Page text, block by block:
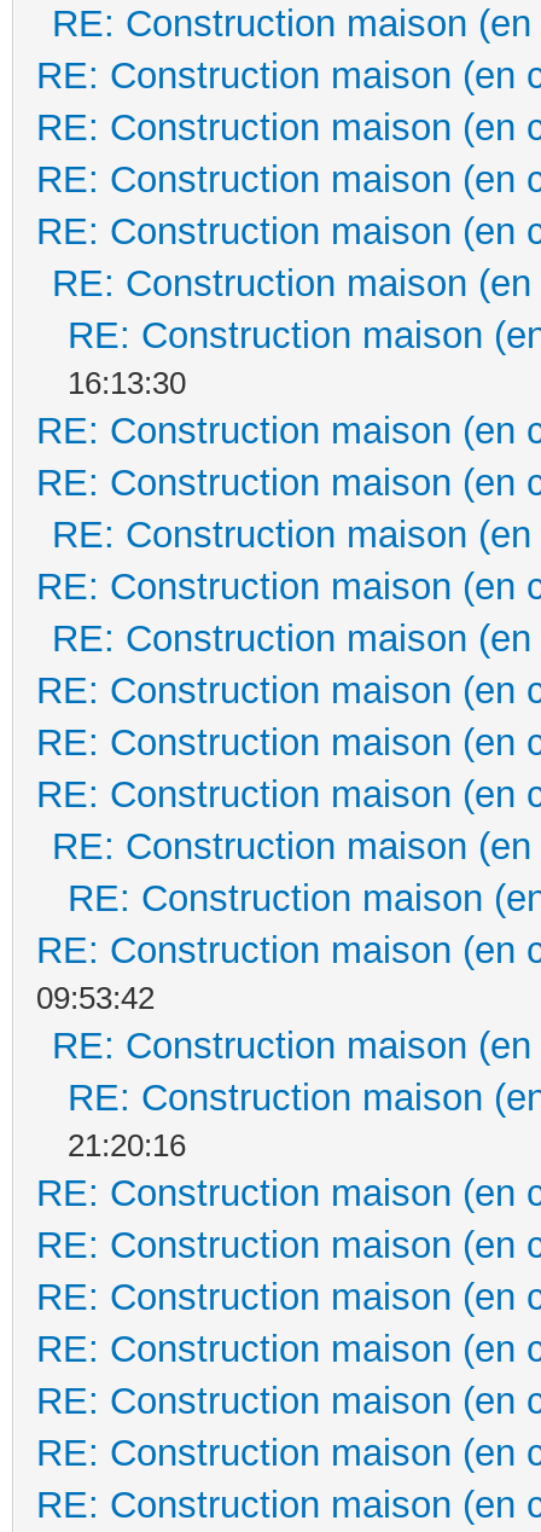
RE: Construction maison
RE: Construction maison (en
RE: Construction maison (en
RE: Construction maison (en
RE: Construction maison (en
RE: Construction maison
RE: Construction maison
16:13:30
RE: Construction maison (en
RE: Construction maison (en
RE: Construction maison
RE: Construction maison (en
RE: Construction maison
RE: Construction maison (en
RE: Construction maison (en
RE: Construction maison (en
RE: Construction maison
RE: Construction maison
RE: Construction maison (en
09:53:42
RE: Construction maison
RE: Construction maison
21:20:16
RE: Construction maison (en
RE: Construction maison (en
RE: Construction maison (en
RE: Construction maison (en
RE: Construction maison (en
RE: Construction maison (en
RE: Construction maison (en